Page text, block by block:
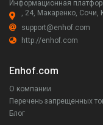
Информационная
, 24, Макаренко, Сочи,
support@enhof.com
http://enhof.com
Enhof.com
О компании
Перечень запрещенных
Блог